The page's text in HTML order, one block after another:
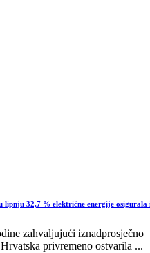
lipnju 32,7 % električne energije osigurala
zahvaljujući iznadprosječno
privremeno ostvarila ...